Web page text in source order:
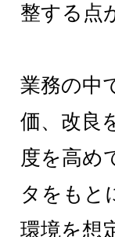
整する点
業務の中
価、改良
度を高め
タをもと
環境を想